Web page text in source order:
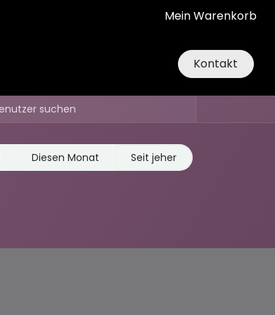
Mein Warenkorb
Kontakt
Diesen Monat Seit jeher